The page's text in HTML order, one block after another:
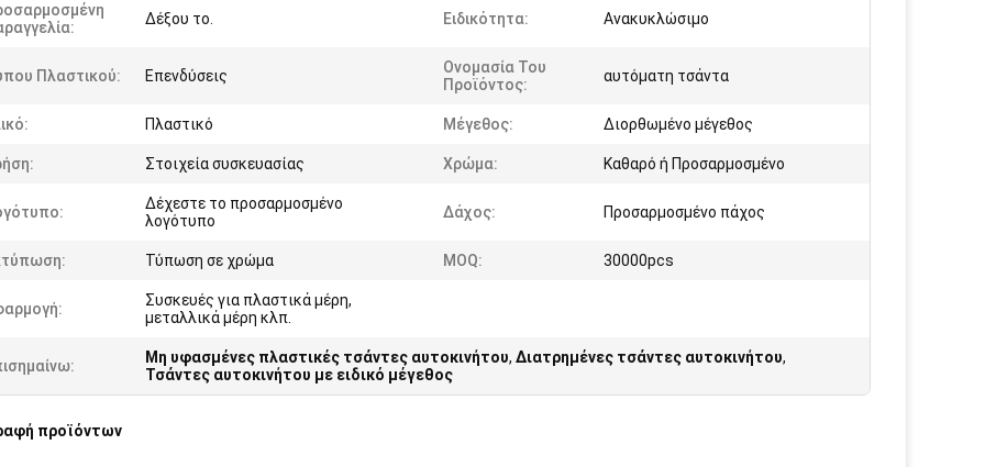
Δέξου το. Ειδικότητα: Ανακυκλώσιμο
Πλαστικού: Επενδύσεις
Ονομασία Του
Προϊόντος:
αυτόματη τσάντα
Πλαστικό Μέγεθος: Διορθωμένο μέγεθος
Στοιχεία συσκευασίας Χρώμα: Καθαρό ή Προσαρμοσμένο
Δέχεστε το προσαρμοσμένο
λογότυπο
Δάχος: Προσαρμοσμένο πάχος
Τύπωση σε χρώμα MOQ: 30000pcs
Συσκευές για πλαστικά μέρη,
μεταλλικά μέρη κλπ.
Μη υφασμένες πλαστικές τσάντες αυτοκινήτου, Διατρημένες τσάντες αυτοκινήτου,
Τσάντες αυτοκινήτου με ειδικό μέγεθος
προϊόντων